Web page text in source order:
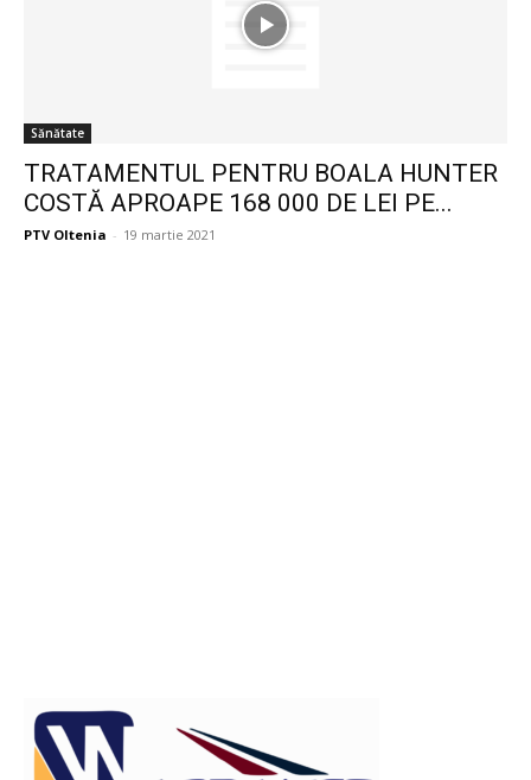
Sănătate
TRATAMENTUL PENTRU BOALA HUNTER
COSTĂ APROAPE 168 000 DE LEI PE...
PTV Oltenia - 19 martie 2021